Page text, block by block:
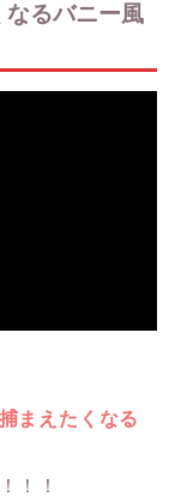
なるバニー風
まえたくなる
！！